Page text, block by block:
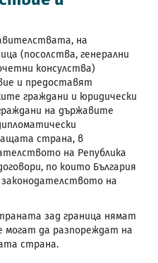
на
(посолства, генерални
консулства)
и предоставят
граждани и юридически
на държавите
страна, в
на Република
по които България
на
зад граница нямат
могат да разпореждат на
страна.